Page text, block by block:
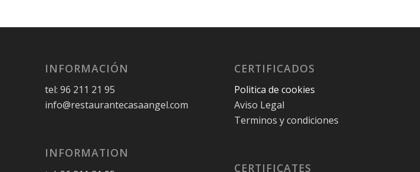
INFORMACIÓN
tel: 96 211 21 95
info@restaurantecasaangel.com
INFORMATION
CERTIFICADOS
Politica de cookies
Aviso Legal
Terminos y condiciones
CERTIFICATES